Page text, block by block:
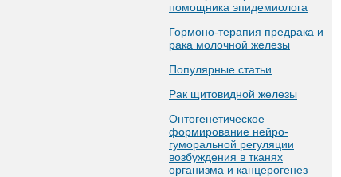
помощника эпидемиолога
Гормоно-терапия предрака и
рака молочной железы
Популярные статьи
Рак щитовидной железы
Онтогенетическое
формирование нейро-
гуморальной регуляции
возбуждения в тканях
организма и канцерогенез